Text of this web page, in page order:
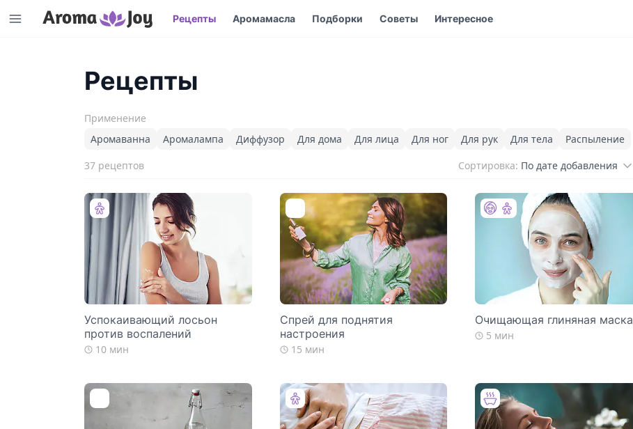
Рецепты Аромамасла Подборки Советы Интересное
Рецепты
Применение
Аромаванна
Аромалампа Диффузор Для дома Для лица Для ног Для рук Для тела
Распыление
37 рецептов
Сортировка: По дате добавления
Успокаивающий лосьон
против воспалений
10 мин
Спрей для поднятия
настроения
15 мин
Очищающая глиняная маска
5 мин